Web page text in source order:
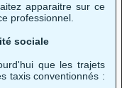
apparaitre sur ce
professionnel.
sociale
que les trajets
taxis conventionnés :